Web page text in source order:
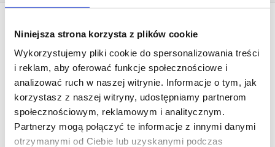
Niniejsza strona korzysta z plików cookie
Wykorzystujemy pliki cookie do spersonalizowania treści
i reklam, aby oferować funkcje społecznościowe i
analizować ruch w naszej witrynie. Informacje o tym, jak
korzystasz z naszej witryny, udostępniamy partnerom
społecznościowym, reklamowym i analitycznym.
Partnerzy mogą połączyć te informacje z innymi danymi
otrzymanymi od Ciebie lub uzyskanymi podczas
ACCESSORIES
Adaptations m35 Adaptations m45 Adaptations m59
Handcranks, joints System brackets